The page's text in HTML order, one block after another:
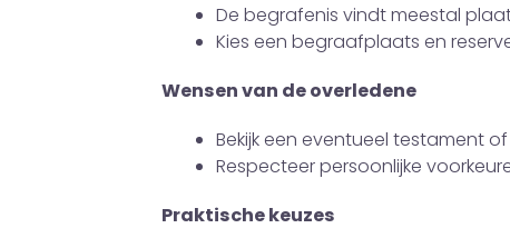
De begrafenis vindt meestal
Kies een begraafplaats en
Wensen van de overledene
Bekijk een eventueel testament
Respecteer persoonlijke
Praktische keuzes